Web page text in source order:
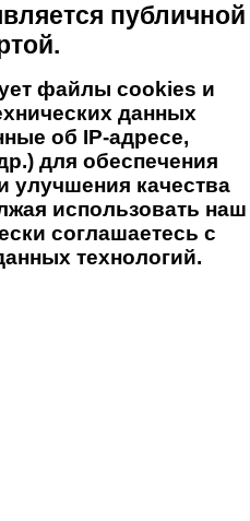
публичной
файлы cookies и
данных
об IP-адресе,
для обеспечения
улучшения качества
использовать наш
соглашаетесь с
технологий.